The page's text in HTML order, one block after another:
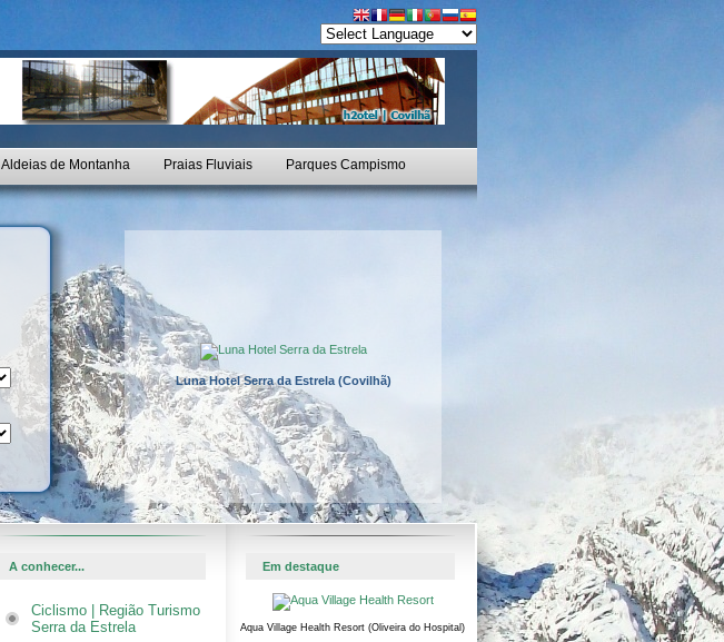
Aldeias de Montanha Praias Fluviais Parques Campismo
Luna Hotel Serra da Estrela (Covilhã)
A conhecer... Em destaque
Ciclismo | Região Turismo
Serra da Estrela
Aqua Village Health Resort (Oliveira do Hospital)